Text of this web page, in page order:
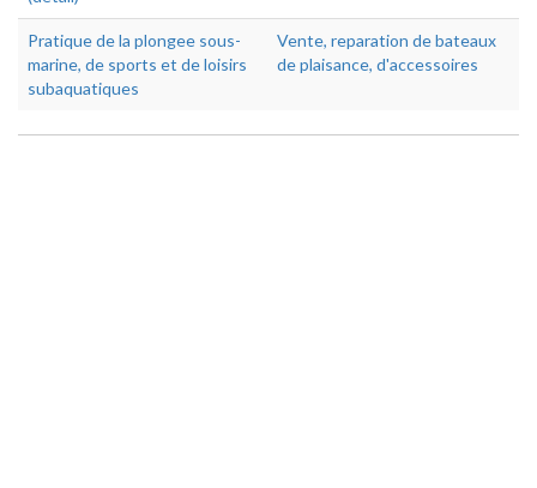
Pratique de la plongee sous-
marine, de sports et de loisirs
subaquatiques
Vente, reparation de bateaux
de plaisance, d'accessoires